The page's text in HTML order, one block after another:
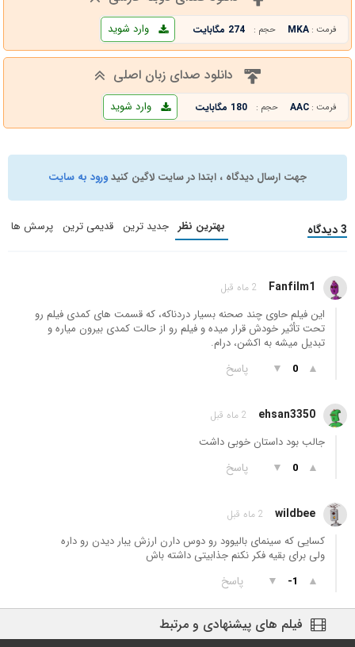
فرمت : MKA حجم : 274 مگابایت وارد شوید
دانلود صدای زبان اصلی
فرمت : AAC حجم : 180 مگابایت وارد شوید
جهت ارسال دیدگاه ، ابتدا در سایت لاگین کنیدورود به سایت
3 دیدگاه بهترین نظر جدید ترین قدیمی ترین پرسش ها
Fanfilm1 2 ماه قبل
این فیلم حاوی چند صحنه بسیار دردناکه، که قسمت های کمدی فیلم رو
تحت تأثیر خودش قرار میده و فیلم رو از حالت کمدی بیرون میاره و
تبدیل میشه به اکشن، درام.
▲
0
▼ پاسخ
ehsan3350 2 ماه قبل
جالب بود داستان خوبی داشت
▲
0
▼ پاسخ
wildbee 2 ماه قبل
کسایی که سینمای بالیوود رو دوس دارن ارزش یبار دیدن رو داره
ولی برای بقیه فکر نکنم جذابیتی داشته باش
▲
-1
▼ پاسخ
فیلم های پیشنهادی و مرتبط